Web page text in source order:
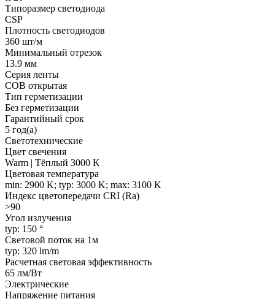
Типоразмер светодиода
CSP
Плотность светодиодов
360 шт/м
Минимальный отрезок
13.9 мм
Серия ленты
COB открытая
Тип герметизации
Без герметизации
Гарантийный срок
5 год(а)
Светотехнические
Цвет свечения
Warm | Тёплый 3000 K
Цветовая температура
min: 2900 K; typ: 3000 K; max: 3100 K
Индекс цветопередачи CRI (Ra)
>90
Угол излучения
typ: 150 °
Световой поток на 1м
typ: 320 lm/m
Расчетная световая эффективность
65 лм/Вт
Электрические
Напряжение питания